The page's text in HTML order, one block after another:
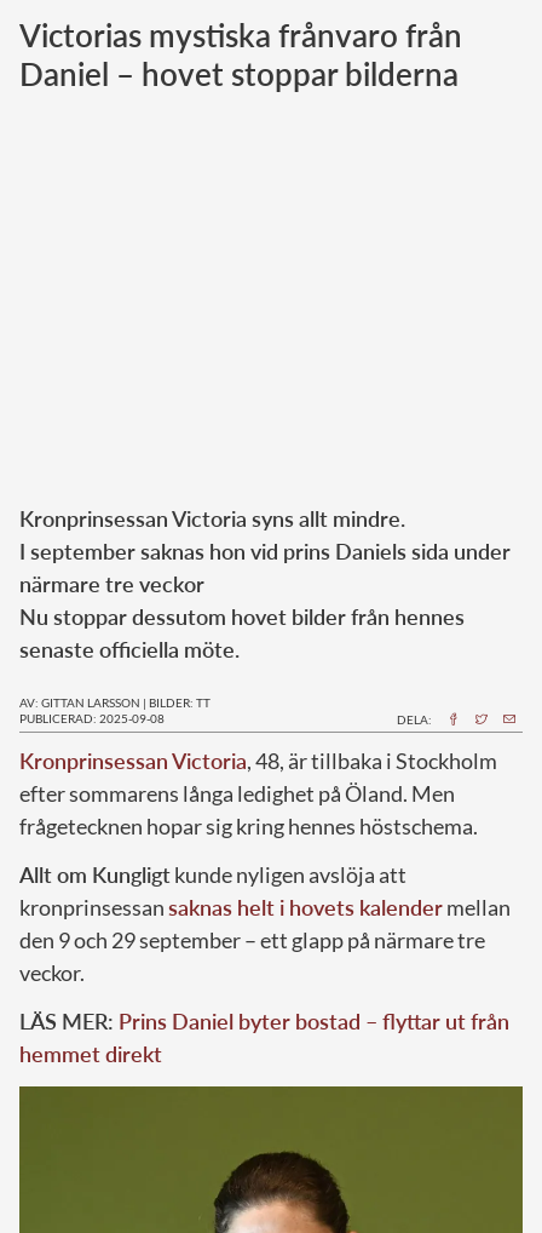
Norska kungahuset
Danska kungahuset
Victorias mystiska frånvaro från
Daniel – hovet stoppar bilderna
Kronprinsessan Victoria syns allt mindre.
I september saknas hon vid prins Daniels sida under
närmare tre veckor
Nu stoppar dessutom hovet bilder från hennes
senaste officiella möte.
AV: GITTAN LARSSON | BILDER: TT
PUBLICERAD: 2025-09-08
DELA:
Kronprinsessan Victoria, 48, är tillbaka i Stockholm
efter sommarens långa ledighet på Öland. Men
frågetecknen hopar sig kring hennes höstschema.
Allt om Kungligtkunde nyligen avslöja att
kronprinsessansaknas helt i hovets kalendermellan
den 9 och 29 september – ett glapp på närmare tre
veckor.
LÄS MER: Prins Daniel byter bostad – flyttar ut från
hemmet direkt